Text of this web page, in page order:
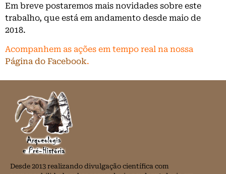
Em breve postaremos mais novidades sobre este
trabalho, que está em andamento desde maio de
2018.
Acompanhem as ações em tempo real na nossa
Página do Facebook.
Desde 2013 realizando divulgação científica com